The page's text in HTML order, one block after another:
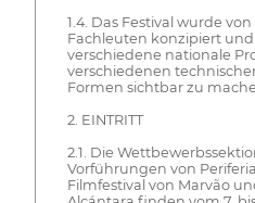
1.4. Das Festival wurde
Fachleuten konzipiert
verschiedene nationale
verschiedenen
Formen sichtbar zu
2. EINTRITT
2.1. Die
Vorführungen von
Filmfestival von Marvão